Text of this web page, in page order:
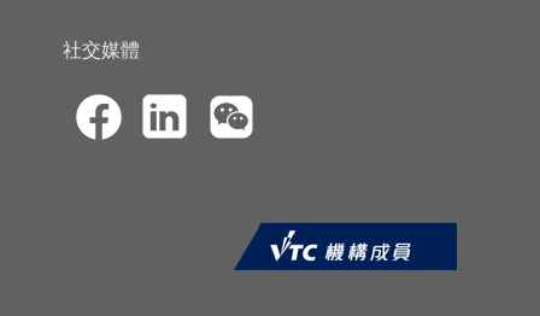
族辦公室的最新趨勢。
5. 整合數碼績效管理工具，實現數據驅動的決
策。
HKMA ECF CPD Hours 3
社交媒體